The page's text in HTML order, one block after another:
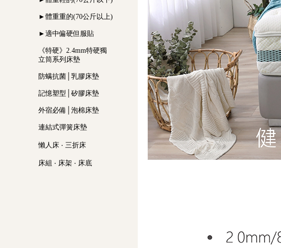
►體重重的(70公斤以上)
►適中偏硬但服貼
《特硬》2.4mm特硬獨
立筒系列床墊
防螨抗菌│乳膠床墊
記憶塑型│矽膠床墊
外宿必備│泡棉床墊
連結式彈簧床墊
懶人床 ‧ 三折床
床組 ‧ 床架 ‧ 床底